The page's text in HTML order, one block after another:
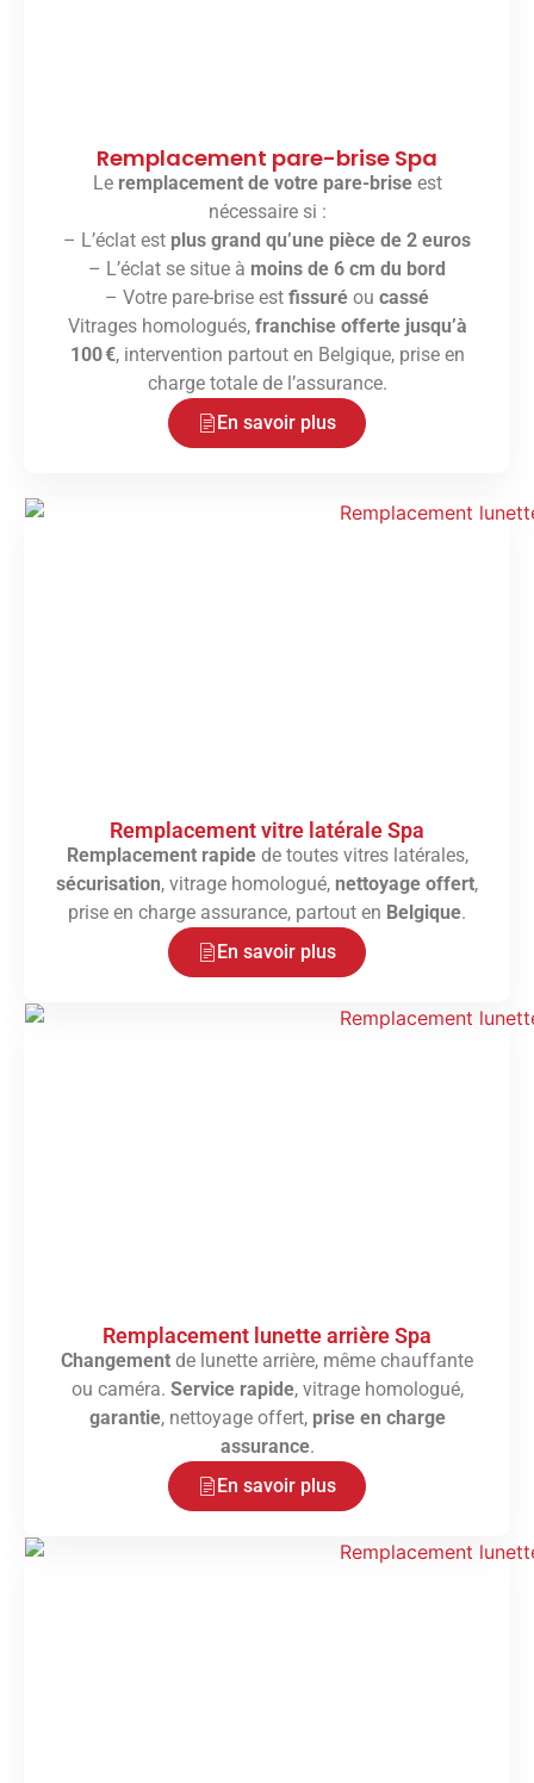
Remplacement pare-brise Spa
Le remplacement de votre pare-briseest
nécessaire si :
– L’éclat est plus grand qu’une pièce de 2 euros
– L’éclat se situe à moins de 6 cm du bord
– Votre pare-brise est fissuré ou cassé
Vitrages homologués, franchise offerte jusqu’à
100 €, intervention partout en Belgique, prise en
charge totale de l’assurance.
En savoir plus
Remplacement vitre latérale Spa
Remplacement rapidede toutes vitres latérales,
sécurisation, vitrage homologué, nettoyage offert,
prise en charge assurance, partout en Belgique.
En savoir plus
Remplacement lunette arrière Spa
Changement de lunette arrière, même chauffante
ou caméra. Service rapide, vitrage homologué,
garantie, nettoyage offert, prise en charge
assurance.
En savoir plus